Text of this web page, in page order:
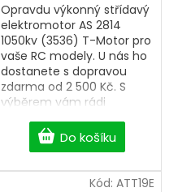
hvězdiček.
Do košíku
Opravdu výkonný střídavý
elektromotor AS 2814
1050kv (3536) T-Motor pro
vaše RC modely. U nás ho
dostanete s dopravou
zdarma od 2 500 Kč. S
výběrem vám rádi
Kód: ATT19E